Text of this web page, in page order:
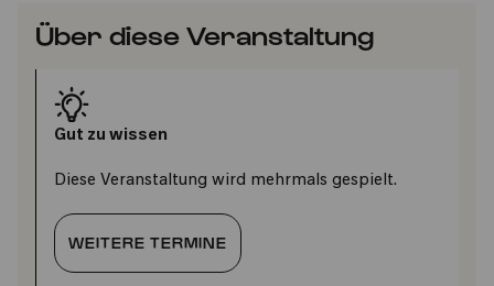
Über diese Veranstaltung
Gut zu wissen
Diese Veranstaltung wird mehrmals gespielt.
WEITERE TERMINE